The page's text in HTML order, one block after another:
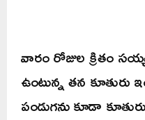
వారం రోజుల క్రితం
ఉంటున్న తన కూతురు
పండుగను కూడా